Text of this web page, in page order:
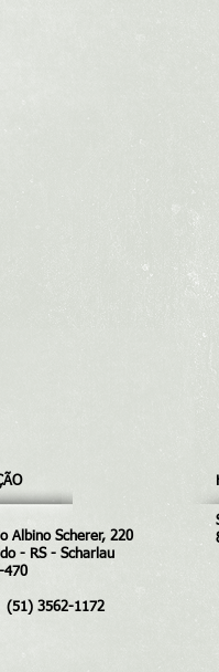
Albino Scherer, 220
- RS - Scharlau
470
(51) 3562-1172